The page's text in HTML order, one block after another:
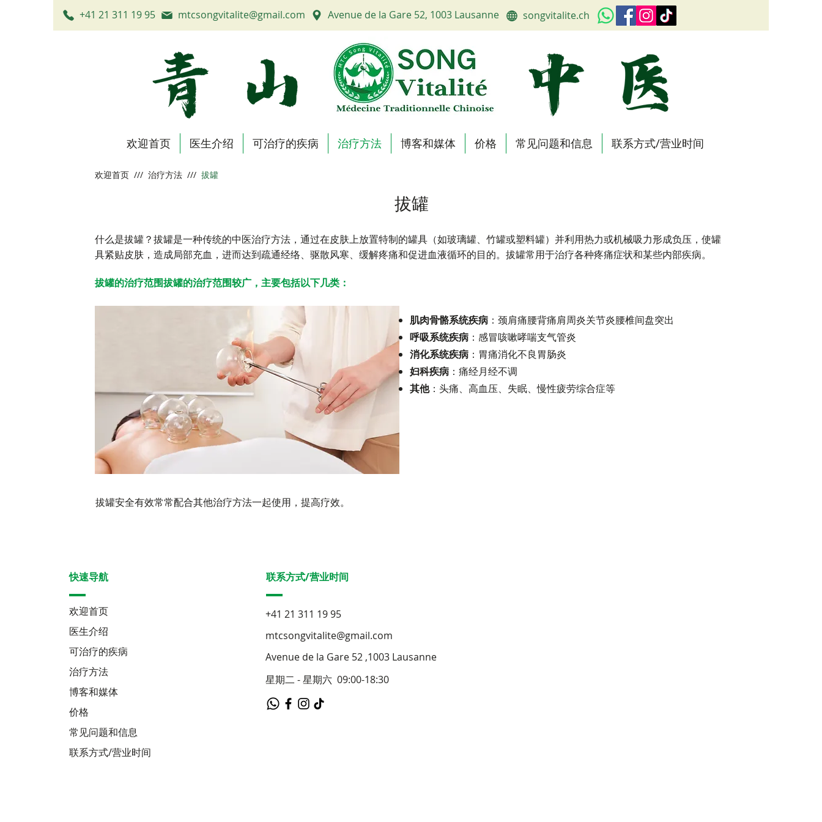
欢迎首页 医生介绍 可治疗的疾病 治疗方法 博客和媒体 价格 常见问题和信息 联系方式/营业时间
Avenue de la Gare 52, 1003 Lausanne
mtcsongvitalite@gmail.com
+41 21 311 19 95 songvitalite.ch
欢迎首页 /// 治疗方法 /// 拔罐
拔罐
什么是拔罐？拔罐是一种传统的中医治疗方法，通过在皮肤上放置特制的罐具（如玻璃罐、竹罐或塑料罐）并利用热力或机械吸力形成负压，使罐
具紧贴皮肤，造成局部充血，进而达到疏通经络、驱散风寒、缓解疼痛和促进血液循环的目的。拔罐常用于治疗各种疼痛症状和某些内部疾病。
拔罐的治疗范围拔罐的治疗范围较广，主要包括以下几类：
肌肉骨骼系统疾病 ：颈肩痛腰背痛肩周炎关节炎腰椎间盘突出
呼吸系统疾病 ：感冒咳嗽哮喘支气管炎
消化系统疾病 ：胃痛消化不良胃肠炎
妇科疾病 ：痛经月经不调
其他：头痛、高血压、失眠、慢性疲劳综合症等
拔罐安全有效常常配合其他治疗方法一起使用，提高疗效。
快速导航
欢迎首页
医生介绍
可治疗的疾病
治疗方法
博客和媒体
价格
常见问题和信息
联系方式/营业时间
联系方式/营业时间
+41 21 311 19 95
mtcsongvitalite@gmail.com
Avenue de la Gare 52 ,1003 Lausanne
星期二 - 星期六 09:00-18:30